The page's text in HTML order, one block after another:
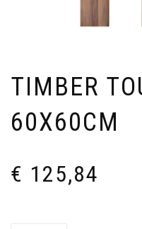
TIMBER
60X60CM
€ 125,84